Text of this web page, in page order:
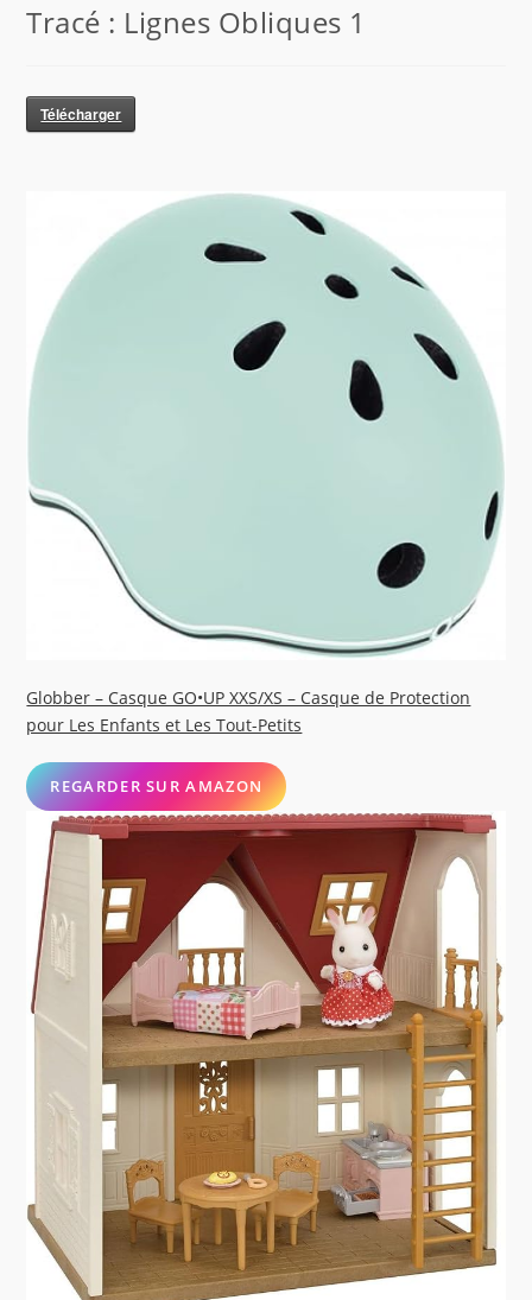
Tracé : Lignes Obliques 1
Télécharger
Globber – Casque GO•UP XXS/XS – Casque de Protection
pour Les Enfants et Les Tout-Petits
REGARDER SUR AMAZON